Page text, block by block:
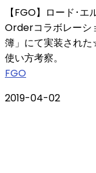
【FGO】ロード･
Orderコラボレーシ
簿」にて実装され
使い方考察。
FGO
2019-04-02